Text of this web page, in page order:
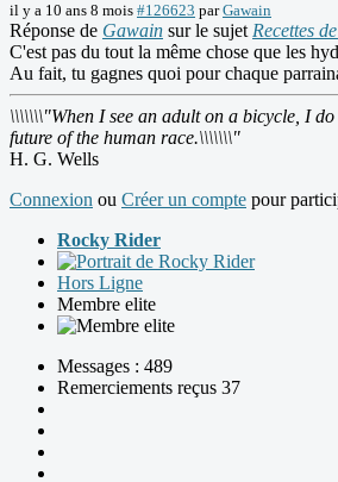
il y a 10 ans 8 mois #126623 parGawain
Réponse de Gawain sur le sujet Recettes
C'est pas du tout la même chose que les
Au fait, tu gagnes quoi pour chaque
\\\\\\\"When I see an adult on a bicycle, I
future of the human race.\\\\\\\"
H. G. Wells
Connexion ou Créer un compte pour
Rocky Rider
Hors Ligne
Membre elite
Messages : 489
Remerciements reçus 37